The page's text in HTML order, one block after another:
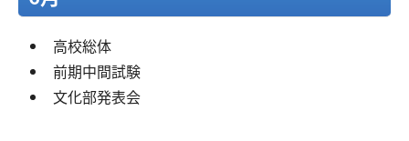
高校総体
前期中間試験
文化部発表会